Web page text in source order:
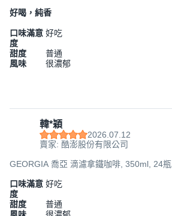
好喝，純香
口味滿意
度
好吃
甜度
普通
風味
很濃郁
韓*穎
2026.07.12
賣家: 酷澎股份有限公司
GEORGIA 喬亞 滴濾拿鐵咖啡, 350ml, 24瓶
口味滿意
度
好吃
甜度
普通